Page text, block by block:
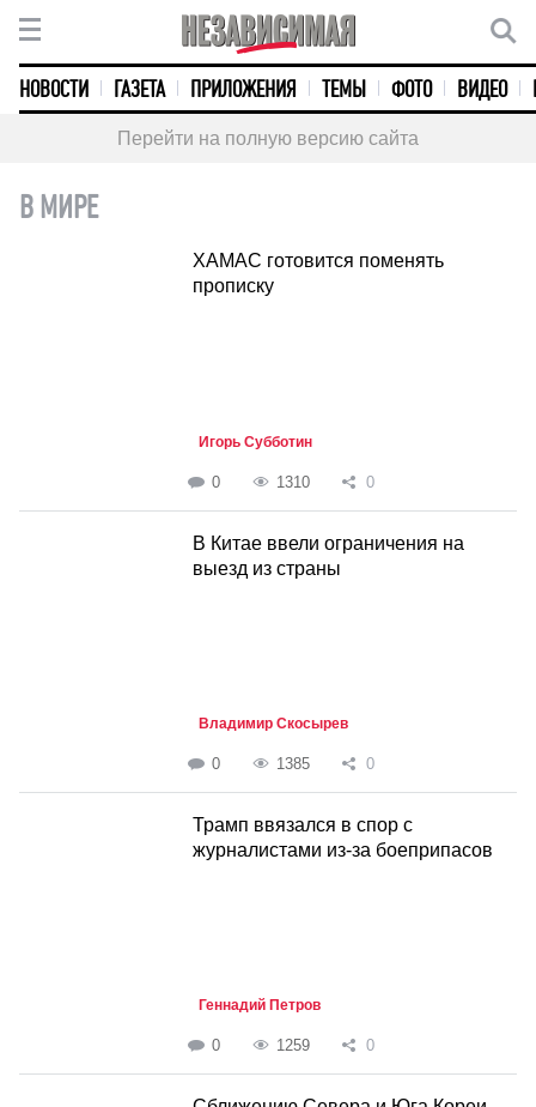
НОВОСТИ ГАЗЕТА ПРИЛОЖЕНИЯ ТЕМЫ ФОТО ВИДЕО
Перейти на полную версию сайта
В МИРЕ
ХАМАС готовится поменять
прописку
Игорь Субботин
0 1310 0
В Китае ввели ограничения на
выезд из страны
Владимир Скосырев
0 1385 0
Трамп ввязался в спор с
журналистами из-за боеприпасов
Геннадий Петров
0 1259 0